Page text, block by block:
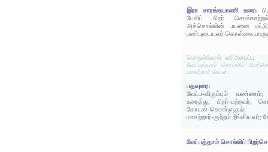
இரா சாரங்கபாணி உரை:
பேசிப் பிறர்
அச்சொல்லின் பயனை
பண்புடையவர்
பொருள்கோள் வரிஅமைப்பு:
வேட்பத்தாம் சொல்லிப்
மாசற்றார் கோள்.
பதவுரை:
வேட்ப-விரும்பும்
உரைத்து; பிறர்-மற்றவர்;
கோடன்-கொள்ளுதல்;
மாசற்றார்-குற்றம்
வேட்பத்தாம் சொல்லிப்